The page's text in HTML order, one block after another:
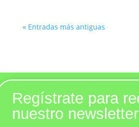
« Entradas más antiguas
Regístrate para
nuestro newsletter